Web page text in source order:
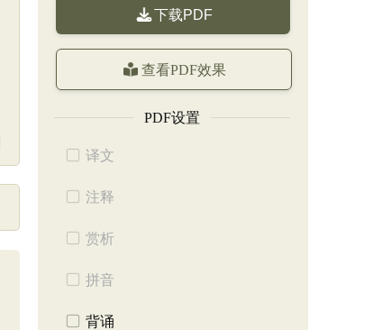
下载PDF
查看PDF效果
PDF设置
译文
注释
赏析
拼音
背诵